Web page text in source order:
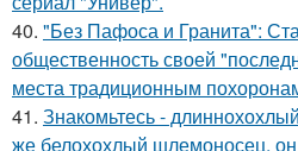
40. "Без Пафоса и Гранита":
общественность своей
места традиционным
41. Знакомьтесь -
же белохохлый шлемоносец,